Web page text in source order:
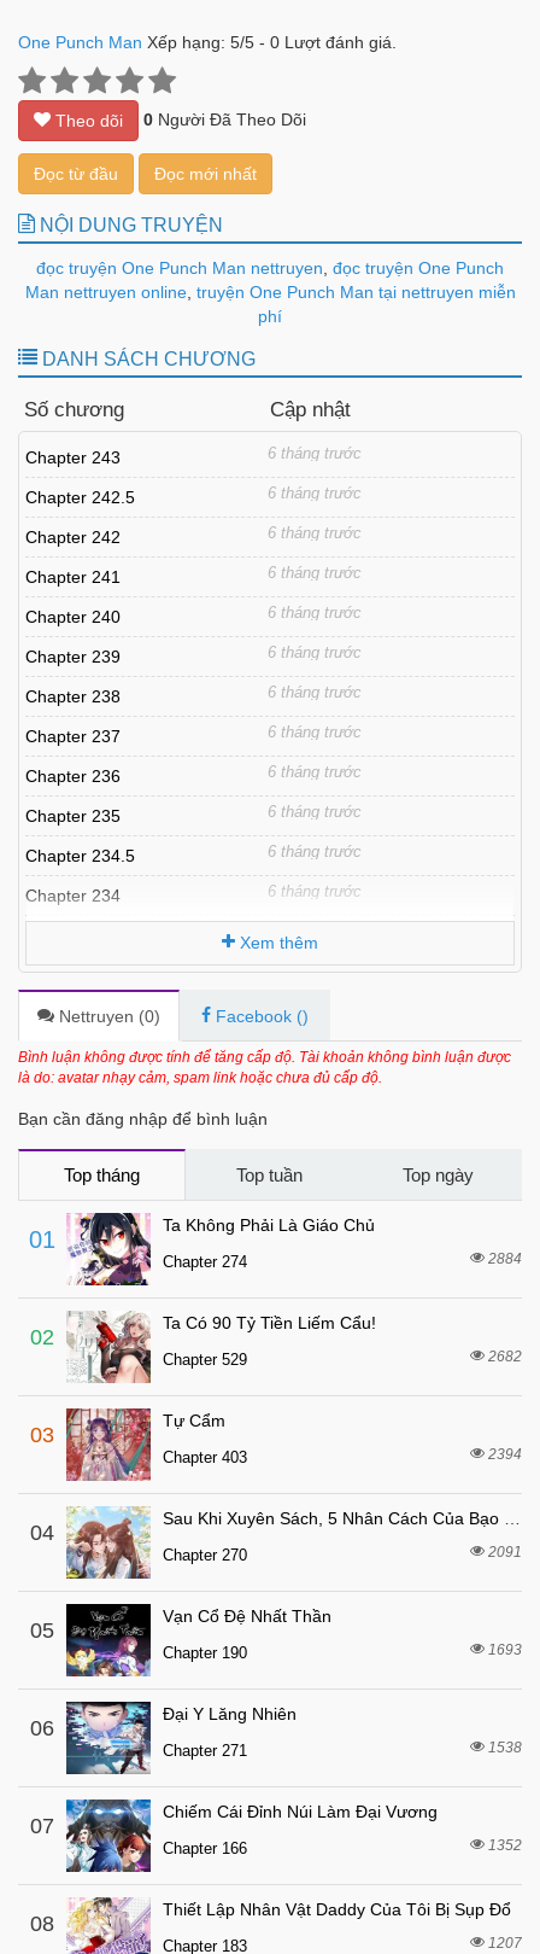
One Punch Man Xếp hạng: 5/5 - 0 Lượt đánh giá.
Theo dõi 0 Người Đã Theo Dõi
Đọc từ đầu Đọc mới nhất
NỘI DUNG TRUYỆN
đọc truyện One Punch Man nettruyen, đọc truyện One Punch
Man nettruyen online, truyện One Punch Man tại nettruyen miễn
phí
DANH SÁCH CHƯƠNG
Số chương Cập nhật
Chapter 243 6 tháng trước
Chapter 242.5 6 tháng trước
Chapter 242 6 tháng trước
Chapter 241 6 tháng trước
Chapter 240 6 tháng trước
Chapter 239 6 tháng trước
Chapter 238 6 tháng trước
Chapter 237 6 tháng trước
Chapter 236 6 tháng trước
Chapter 235 6 tháng trước
Chapter 234.5 6 tháng trước
Chapter 234 6 tháng trước
Chapter 232 6 tháng trước
Chapter 231 6 tháng trước
Chapter 230 6 tháng trước
6 tháng trước
Chapter 228
Chapter 227 6 tháng trước
Chapter 226
Chapter 225
Chapter 224
Chapter 223 6 tháng trước
Chapter 222
Chapter 221
Chapter 220
Chapter 219 6 tháng trước
Chapter 218 6 tháng trước
Chapter 217
Chapter 216 6 tháng trước
Chapter 215.1
Chapter 215 6 tháng trước
Chapter 214.5
Chapter 214
Chapter 213 6 tháng trước
Chapter 212.5
Chapter 212 6 tháng trước
Chapter 211.1
Xem thêm
Nettruyen (0) Facebook ()
Bình luận không được tính để tăng cấp độ. Tài khoản không bình luận được
là do: avatar nhạy cảm, spam link hoặc chưa đủ cấp độ.
Bạn cần đăng nhập để bình luận
Top tháng Top tuần Top ngày
01
Ta Không Phải Là Giáo Chủ
Chapter 274 2884
02
Ta Có 90 Tỷ Tiền Liếm Cẩu!
Chapter 529 2682
03
Tự Cẩm
Chapter 403 2394
04
Sau Khi Xuyên Sách, 5 Nhân Cách Của Bạo Quân Đều Yêu Ta
Chapter 270 2091
05
Vạn Cổ Đệ Nhất Thần
Chapter 190 1693
06
Đại Y Lăng Nhiên
Chapter 271 1538
07
Chiếm Cái Đỉnh Núi Làm Đại Vương
Chapter 166 1352
08
Thiết Lập Nhân Vật Daddy Của Tôi Bị Sụp Đổ
Chapter 183 1207